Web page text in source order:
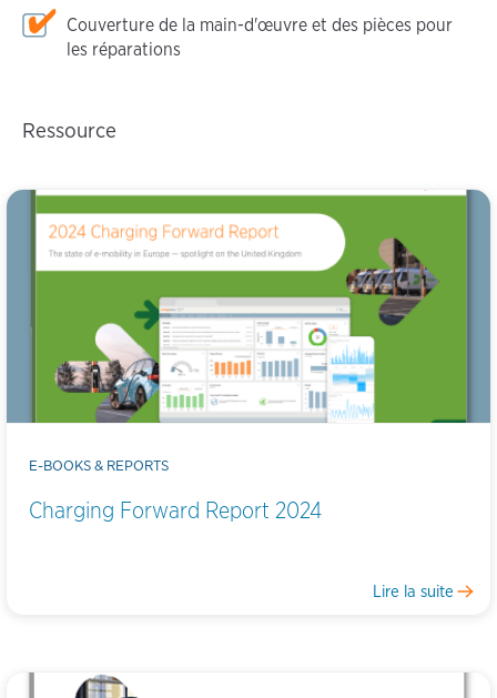
Couverture de la main-d'œuvre et des pièces pour
les réparations
Ressource
E-BOOKS & REPORTS
Charging Forward Report 2024
Lire la suite